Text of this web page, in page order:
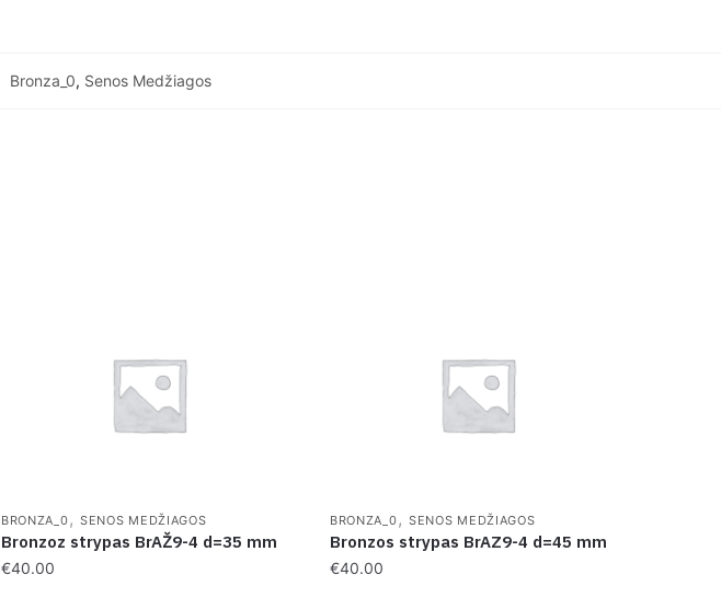
Bronza_0, Senos Medžiagos
BRONZA_0 , SENOS MEDŽIAGOS
Bronzoz strypas BrAŽ9-4 d=35 mm
€40.00
BRONZA_0 , SENOS MEDŽIAGOS
Bronzos strypas BrAZ9-4 d=45 mm
€40.00